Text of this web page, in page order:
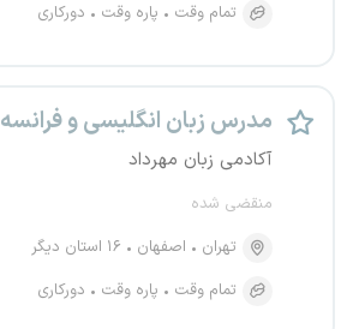
تمام وقت
پاره وقت دورکاری
مدرس زبان انگلیسی و فرانسه
آکادمی زبان مهرداد
منقضی شده
تهران
اصفهان
۱۶ استان دیگر
تمام وقت
پاره وقت دورکاری